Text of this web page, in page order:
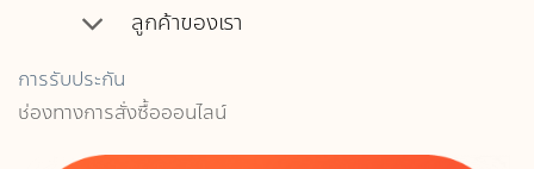
ลูกค้าของเรา
การรับประกัน
ช่องทางการสั่งซื้อออนไลน์